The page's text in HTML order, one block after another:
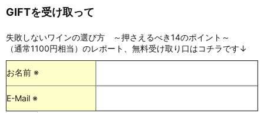
GIFTを受け取って
失敗しないワインの選び方 ～押さえるべき14のポイント～
（通常1100円相当）のレポート、無料受け取り口はコチラです↓
お名前 ※
E-Mail ※